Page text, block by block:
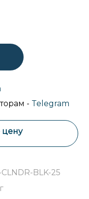
- Telegram
цену
BLK-25